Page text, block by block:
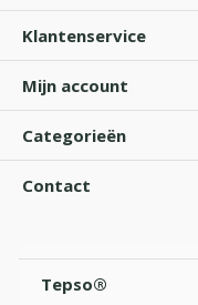
Klantenservice
Mijn account
Categorieën
Contact
Tepso®